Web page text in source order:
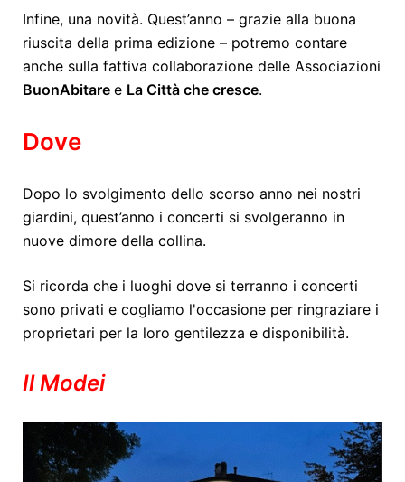
Infine, una novità. Quest’anno – grazie alla buona
riuscita della prima edizione – potremo contare
anche sulla fattiva collaborazione delle Associazioni
BuonAbitare e La Città che cresce.
Dove
Dopo lo svolgimento dello scorso anno nei nostri
giardini, quest’anno i concerti si svolgeranno in
nuove dimore della collina.
Si ricorda che i luoghi dove si terranno i concerti
sono privati e cogliamo l'occasione per ringraziare i
proprietari per la loro gentilezza e disponibilità.
Il Modei